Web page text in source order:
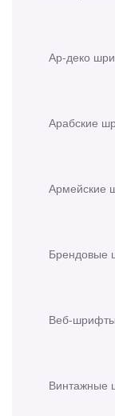
Ар-деко
Арабские
Армейские
Брендовые
Веб-шрифты
Винтажные